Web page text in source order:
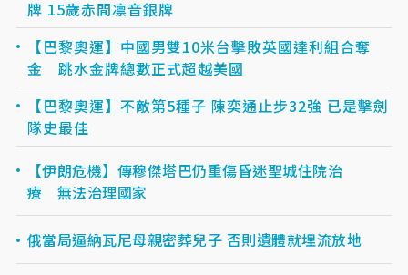
牌 15歲赤間凛音銀牌
【巴黎奧運】中國男雙10米台擊敗英國達利組合奪
金 跳水金牌總數正式超越美國
【巴黎奧運】不敵第5種子 陳奕通止步32強 已是擊劍
隊史最佳
【伊朗危機】傳穆傑塔巴仍重傷昏迷聖城住院治
療 無法治理國家
俄當局逼納瓦尼母親密葬兒子 否則遺體就埋流放地